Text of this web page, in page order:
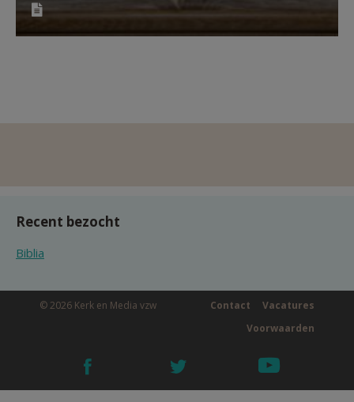
Recent bezocht
Biblia
© 2026 Kerk en Media vzw Vacatures
Contact
Voorwaarden